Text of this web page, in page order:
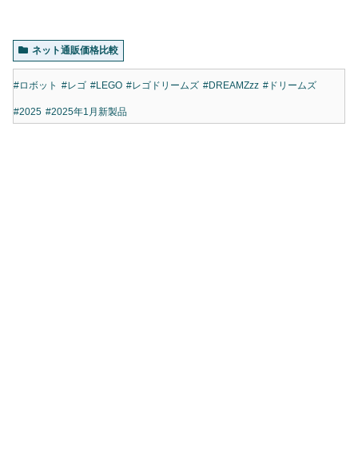
ネット通販価格比較
#ロボット #レゴ #LEGO #レゴドリームズ #DREAMZzz #ドリームズ
#2025 #2025年1月新製品